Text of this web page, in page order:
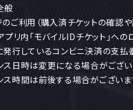
般
のご利用（購入済チケットの確認や
プリ内「モバイルIDチケット」ヘの
行しているコンビニ決済の支払
日時は変更になる場合がござい
時間は前後する場合がございま